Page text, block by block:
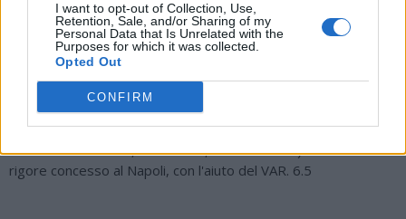
I want to opt-out of Collection, Use,
Retention, Sale, and/or Sharing of my
Personal Data that Is Unrelated with the
Purposes for which it was collected.
Opted Out
CONFIRM
Panchina: Pinsoglio, Buffon, Bonucci, Demiral, Di Pardo,
Frabotta, Fagioli, Peeters.
ARBITRO Daniele DOVERI di Roma (Assistenti: Giallatini-Preti,
IV Uomo: Calvarese, VAR: Valeri, AVAR: Bindoni): Giusto il
rigore concesso al Napoli, con l'aiuto del VAR. 6.5